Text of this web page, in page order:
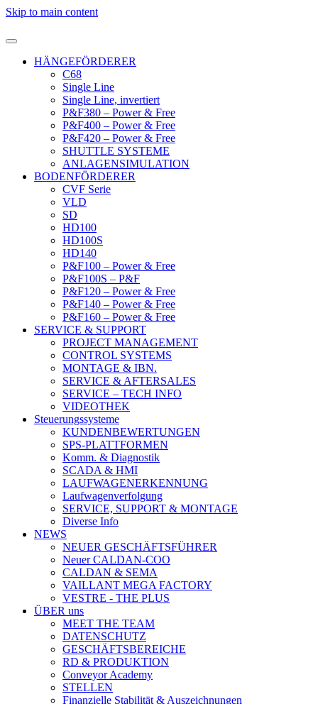
Skip to main content
HÄNGEFÖRDERER
C68
Single Line
Single Line, invertiert
P&F380 – Power & Free
P&F400 – Power & Free
P&F420 – Power & Free
SHUTTLE SYSTEME
ANLAGENSIMULATION
BODENFÖRDERER
CVF Serie
VLD
SD
HD100
HD100S
HD140
P&F100 – Power & Free
P&F100S – P&F
P&F120 – Power & Free
P&F140 – Power & Free
P&F160 – Power & Free
SERVICE & SUPPORT
PROJECT MANAGEMENT
CONTROL SYSTEMS
MONTAGE & IBN.
SERVICE & AFTERSALES
SERVICE – TECH INFO
VIDEOTHEK
Steuerungssysteme
KUNDENBEWERTUNGEN
SPS-PLATTFORMEN
Komm. & Diagnostik
SCADA & HMI
LAUFWAGENERKENNUNG
Laufwagenverfolgung
SERVICE, SUPPORT & MONTAGE
Diverse Info
NEWS
NEUER GESCHÄFTSFÜHRER
Neuer CALDAN-COO
CALDAN & SEMA
VAILLANT MEGA FACTORY
VESTRE - THE PLUS
ÜBER uns
MEET THE TEAM
DATENSCHUTZ
GESCHÄFTSBEREICHE
RD & PRODUKTION
Conveyor Academy
STELLEN
Finanzielle Stabilität & Auszeichnungen